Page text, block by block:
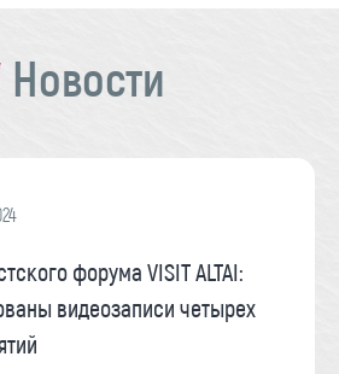
Новости
форума VISIT ALTAI:
видеозаписи четырех